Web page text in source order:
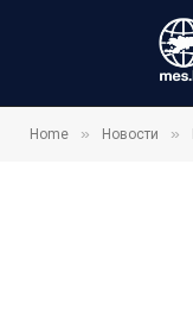
Home » Новости »